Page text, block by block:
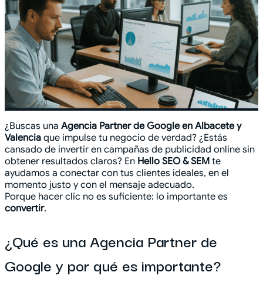
¿Buscas una Agencia Partner de Google en Albacete y
Valencia que impulse tu negocio de verdad? ¿Estás
cansado de invertir en campañas de publicidad online sin
obtener resultados claros? En Hello SEO & SEM te
ayudamos a conectar con tus clientes ideales, en el
momento justo y con el mensaje adecuado.
Porque hacer clic no es suficiente: lo importante es
convertir.
¿Qué es una Agencia Partner de
Google y por qué es importante?